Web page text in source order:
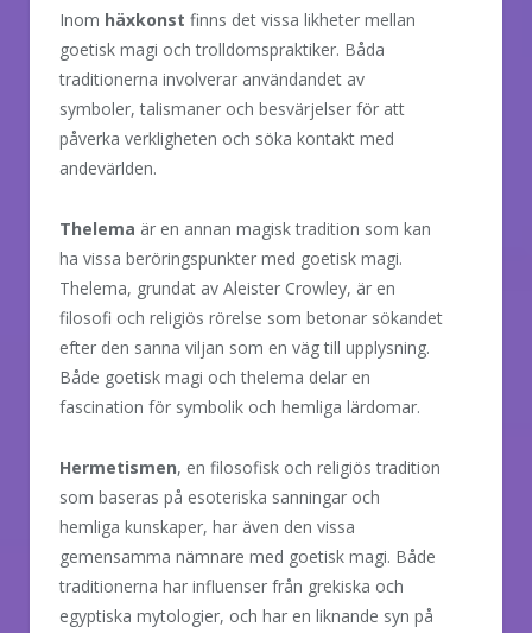
Inom häxkonst finns det vissa likheter mellan
goetisk magi och trolldomspraktiker. Båda
traditionerna involverar användandet av
symboler, talismaner och besvärjelser för att
påverka verkligheten och söka kontakt med
andevärlden.
Thelema är en annan magisk tradition som kan
ha vissa beröringspunkter med goetisk magi.
Thelema, grundat av Aleister Crowley, är en
filosofi och religiös rörelse som betonar sökandet
efter den sanna viljan som en väg till upplysning.
Både goetisk magi och thelema delar en
fascination för symbolik och hemliga lärdomar.
Hermetismen, en filosofisk och religiös tradition
som baseras på esoteriska sanningar och
hemliga kunskaper, har även den vissa
gemensamma nämnare med goetisk magi. Både
traditionerna har influenser från grekiska och
egyptiska mytologier, och har en liknande syn på